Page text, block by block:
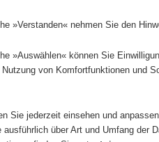
Nach Alphabet
63 Suchergebnisse
»Verstanden« nehmen Sie den
»Auswählen« können Sie
von Komfortfunktionen und
Sie jederzeit einsehen und
ausführlich über Art und Umfang der